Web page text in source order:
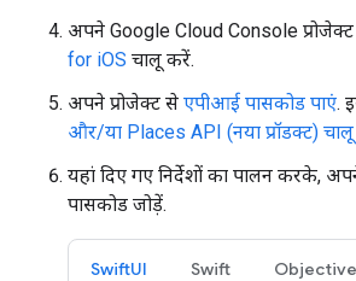
अपने Google Cloud Console
for iOS चालू करें.
अपने प्रोजेक्ट से एपीआई पासकोड पाएं.
और/या Places API (नया प्रॉडक्ट) चालू
यहां दिए गए निर्देशों का पालन करके,
पासकोड जोड़ें.
SwiftUI Swift